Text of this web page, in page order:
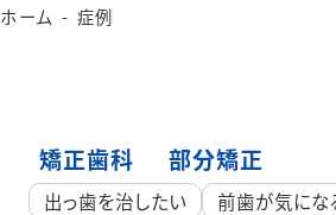
ホーム 症例
矯正歯科 部分矯正
出っ歯を治したい
前歯が気にな